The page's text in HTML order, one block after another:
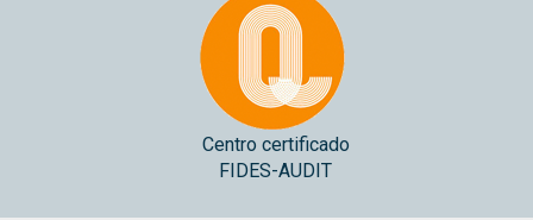
Centro certificado
FIDES-AUDIT